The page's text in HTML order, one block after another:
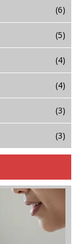
(6)
(5)
(4)
(4)
(3)
(3)